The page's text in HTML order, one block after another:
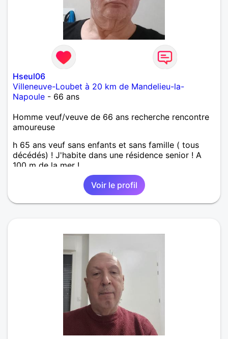
Hseul06
Villeneuve-Loubet à 20 km de Mandelieu-la-
Napoule - 66 ans
Homme veuf/veuve de 66 ans recherche rencontre
amoureuse
h 65 ans veuf sans enfants et sans famille ( tous
décédés) ! J'habite dans une résidence senior ! A
100 m de la mer !
Voir le profil